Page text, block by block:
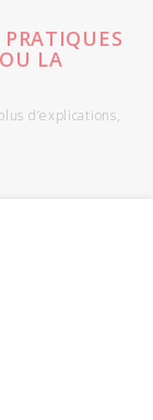
LA
d’explications,